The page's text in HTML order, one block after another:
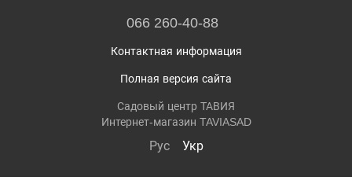
066 260-40-88
Контактная информация
Полная версия сайта
Садовый центр ТАВИЯ
Интернет-магазин TAVIASAD
Рус Укр